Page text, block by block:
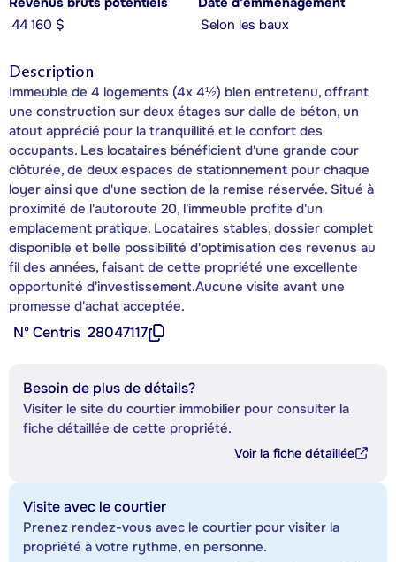
44 160 $
Selon les baux
Description
Immeuble de 4 logements (4x 4½) bien entretenu, offrant
une construction sur deux étages sur dalle de béton, un
atout apprécié pour la tranquillité et le confort des
occupants. Les locataires bénéficient d'une grande cour
clôturée, de deux espaces de stationnement pour chaque
loyer ainsi que d'une section de la remise réservée. Situé à
proximité de l'autoroute 20, l'immeuble profite d'un
emplacement pratique. Locataires stables, dossier complet
disponible et belle possibilité d'optimisation des revenus au
fil des années, faisant de cette propriété une excellente
opportunité d'investissement.Aucune visite avant une
promesse d'achat acceptée.
Nº Centris 28047117
Besoin de plus de détails?
Visiter le site du courtier immobilier pour consulter la
fiche détaillée de cette propriété.
Voir la fiche détaillée
Visite avec le courtier
Prenez rendez-vous avec le courtier pour visiter la
propriété à votre rythme, en personne.